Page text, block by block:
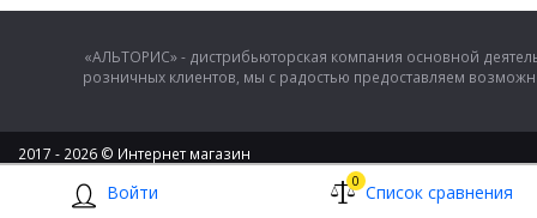
Войти 0 Список сравнения
«АЛЬТОРИС» - дистрибьюторская компания основной
розничных клиентов, мы с радостью предоставляем
2017 - 2026 © Интернет магазин
ООО "Альторис" - хозяйственные товары и бытовая техника